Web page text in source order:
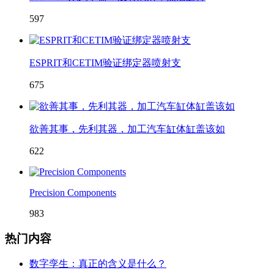
597
ESPRIT和CETIM验证绑定器喷射支
675
欲善其事，先利其器，加工汽车缸体缸盖该如
622
Precision Components
983
热门内容
数字孪生：真正的含义是什么？